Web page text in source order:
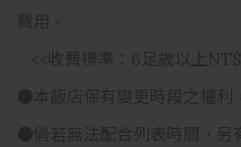
費用。
<<收費標準：6足歲以上
●本飯店保有變更時段之權利
●倘若無法配合列表時間，另